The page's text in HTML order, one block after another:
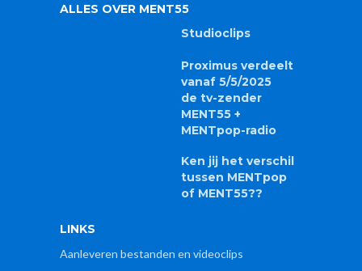
ALLES OVER MENT55
Studioclips
Proximus verdeelt
vanaf 5/5/2025
de tv-zender
MENT55 +
MENTpop-radio
Ken jij het verschil
tussen MENTpop
of MENT55??
LINKS
Aanleveren bestanden en videoclips